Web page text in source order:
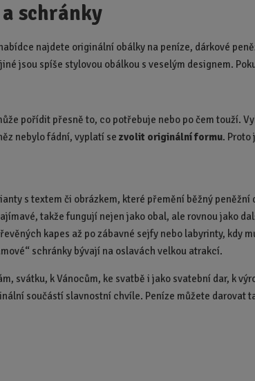
schránky
najdete originální obálky na peníze, dárkové
jsou spíše stylovou obálkou s veselým designem.
pořídit přesně to, co potřebuje nebo po čem touží.
nebylo fádní, vyplatí sezvolit originální formu.
s textem či obrázkem, které přemění běžný peněžní
takže fungují nejen jako obal, ale rovnou jako
kapes až po zábavné sejfy nebo labyrinty, kdy
schránky bývají na oslavách velkou atrakcí.
svátku, k Vánocům, ke svatbě i jako svatební dar, k
součástí slavnostní chvíle. Peníze můžete darovat